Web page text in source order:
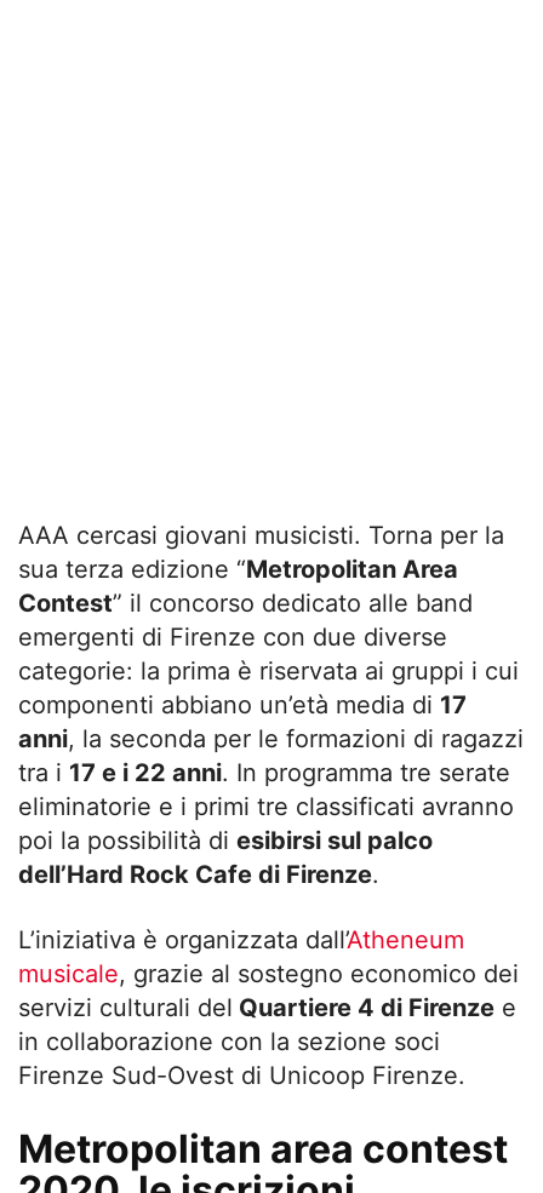
AAA cercasi giovani musicisti. Torna per la
sua terza edizione “Metropolitan Area
Contest” il concorso dedicato alle band
emergenti di Firenze con due diverse
categorie: la prima è riservata ai gruppi i cui
componenti abbiano un’età media di 17
anni, la seconda per le formazioni di ragazzi
tra i 17 e i 22 anni. In programma tre serate
eliminatorie e i primi tre classificati avranno
poi la possibilità di esibirsi sul palco
dell’Hard Rock Cafe di Firenze.
L’iniziativa è organizzata dall’Atheneum
musicale, grazie al sostegno economico dei
servizi culturali del Quartiere 4 di Firenze e
in collaborazione con la sezione soci
Firenze Sud-Ovest di Unicoop Firenze.
Metropolitan area contest